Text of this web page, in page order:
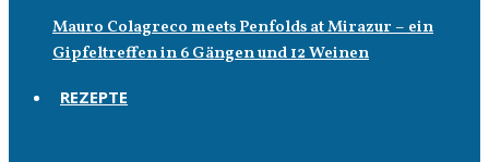
Mauro Colagreco meets Penfolds at Mirazur – ein
Gipfeltreffen in 6 Gängen und 12 Weinen
REZEPTE